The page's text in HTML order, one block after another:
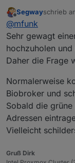
z.b.
Adresse
Datatype
Access
Offline
Segwayschrieb
zuletzt
@mfunk
Sehr gewagt
hochzuholen
Daher die Frage
Normalerweise
Biobroker und
Sobald die
Adressen
Vielleicht
Gruß Dirk